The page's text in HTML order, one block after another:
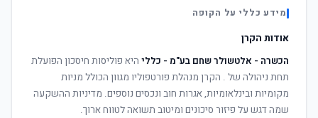
מידע כללי על הקופה
אודות הקרן
הכשרה - אלטשולר שחם בע"מ - כללי היא פוליסות חיסכון הפועלת
תחת ניהולה של . הקרן מנהלת פורטפוליו מגוון הכולל מניות
מקומיות ובינלאומיות, אגרות חוב ונכסים נוספים. מדיניות ההשקעה
שמה דגש על פיזור סיכונים ומיטוב תשואה לטווח ארוך.